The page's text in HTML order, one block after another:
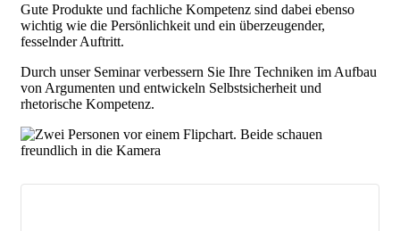
Gute Produkte und fachliche Kompetenz sind dabei ebenso
wichtig wie die Persönlichkeit und ein überzeugender,
fesselnder Auftritt.
Durch unser Seminar verbessern Sie Ihre Techniken im Aufbau
von Argumenten und entwickeln Selbstsicherheit und
rhetorische Kompetenz.